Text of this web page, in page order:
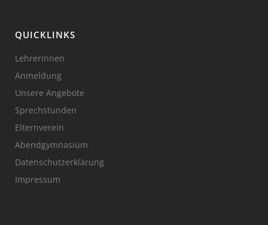
QUICKLINKS
LehrerInnen
Anmeldung
Unsere Angebote
Sprechstunden
Elternverein
Abendgymnasium
Datenschutzerklärung
Impressum